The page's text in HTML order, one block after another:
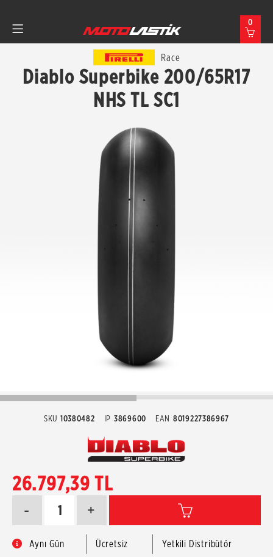
0
Race
Diablo Superbike 200/65R17
NHS TL SC1
SKU 10380482 IP 3869600 EAN 8019227386967
26.797,39 TL
+
-
Aynı Gün
Ücretsiz
Yetkili Distribütör